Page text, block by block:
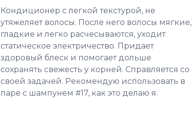
Кондиционер с легкой текстурой, не
утяжеляет волосы. После него волосы мягкие,
гладкие и легко расчесываются, уходит
статическое электричество. Придает
здоровый блеск и помогает дольше
сохранять свежесть у корней. Справляется со
своей задачей. Рекомендую использовать в
паре с шампунем #17, как это делаю я.